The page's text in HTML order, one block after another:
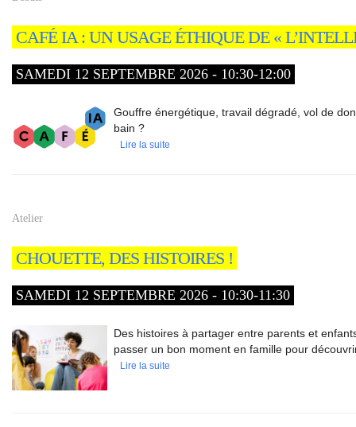
CAFÉ IA : UN USAGE ÉTHIQUE DE «
SAMEDI 12 SEPTEMBRE 2026 - 10:30-12:00
Gouffre énergétique, travail dégradé, vol de
bain ?
Lire la suite
Atelier
CHOUETTE, DES HISTOIRES !
SAMEDI 12 SEPTEMBRE 2026 - 10:30-11:30
Des histoires à partager entre parents et
passer un bon moment en famille pour
Lire la suite